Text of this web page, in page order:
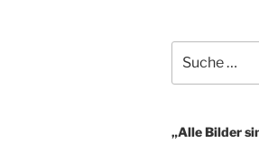
nach:
„Alle Bilder